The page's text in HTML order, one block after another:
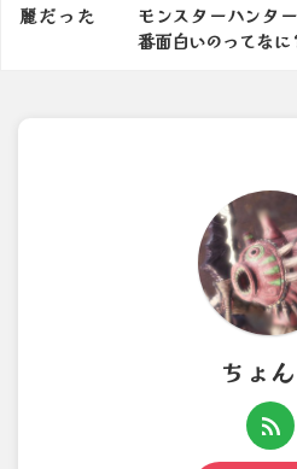
麗だった
モンスターハンタ
番面白いのってなに
ちょ